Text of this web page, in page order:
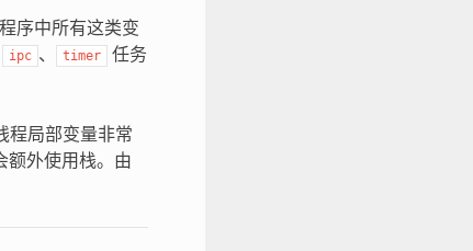
序中所有这类变
ipc 、 timer
任务
程局部变量非常
额外使用栈。由